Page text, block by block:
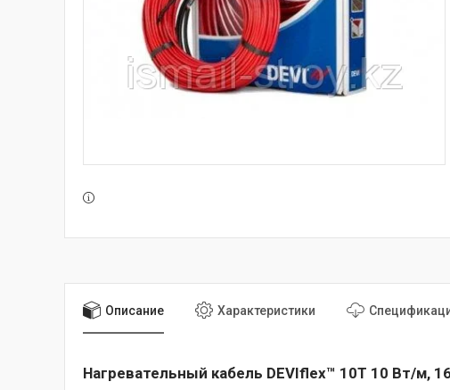
Описание Характеристики
Нагревательный кабель DEVIflex™ 10T 10 Вт/м,